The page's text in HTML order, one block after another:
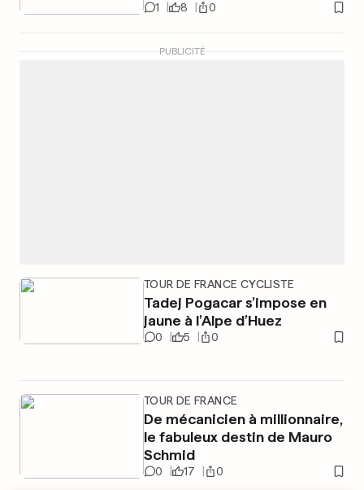
1 8 0
PUBLICITÉ
TOUR DE FRANCE CYCLISTE
Tadej Pogacar s’impose en
jaune à l’Alpe d’Huez
0 5 0
TOUR DE FRANCE
De mécanicien à millionnaire,
le fabuleux destin de Mauro
Schmid
0 17 0